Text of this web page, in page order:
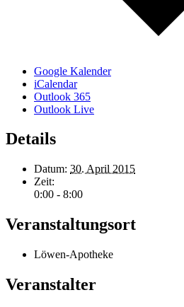
Google Kalender
iCalendar
Outlook 365
Outlook Live
Details
Datum: 30. April 2015
Zeit:
0:00 - 8:00
Veranstaltungsort
Löwen-Apotheke
Veranstalter